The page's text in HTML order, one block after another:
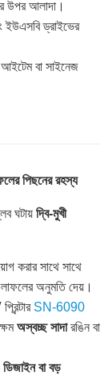
উপর আলাদা।
ড্রাইভের
বা সাইনেজ
পিছনের রহস্য
ঘটায় দ্বি-মুখী
করার সাথে সাথে
অনুমতি দেয়।
SN-6090
অস্বচ্ছ সাদারঙিন বা
বা বড়